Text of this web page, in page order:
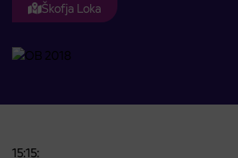
Škofja Loka
15:15: